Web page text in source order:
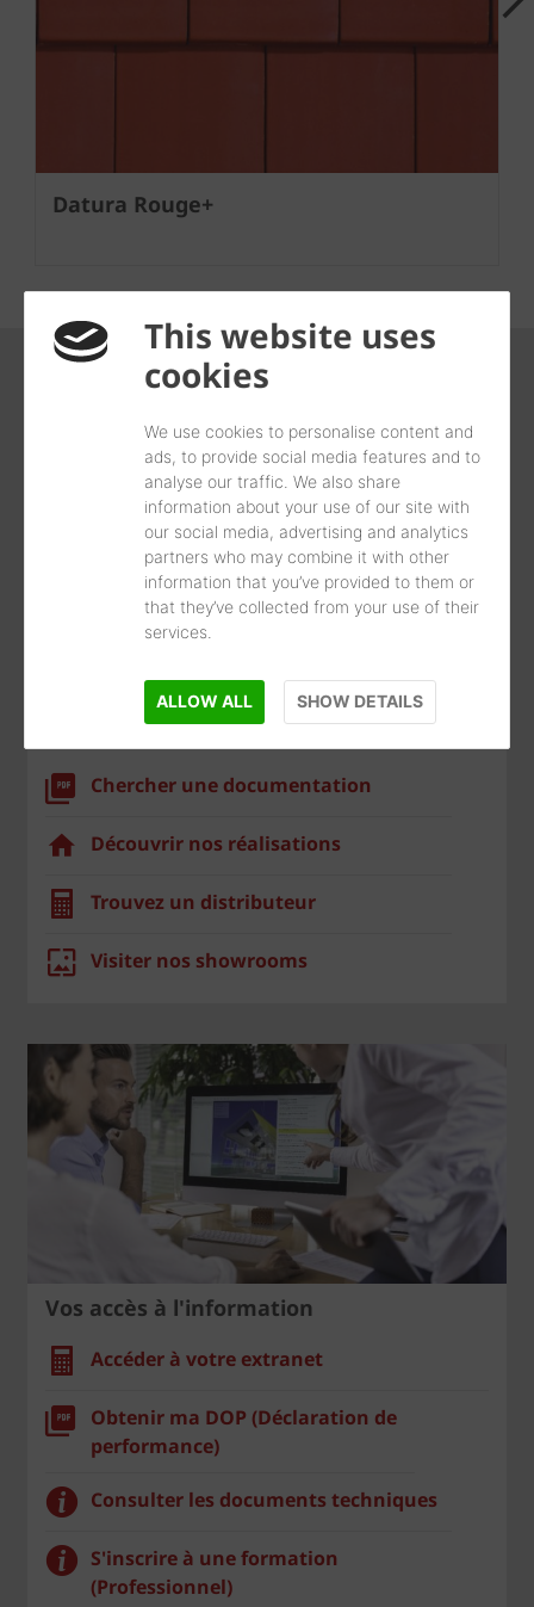
This website uses
cookies
We use cookies to personalise content and
ads, to provide social media features and to
analyse our traffic. We also share
information about your use of our site with
our social media, advertising and analytics
partners who may combine it with other
information that you’ve provided to them or
that they’ve collected from your use of their
services.
ALLOW ALL SHOW DETAILS
Datura Rouge+
Next
Vos services
Vos outils pour votre projet
Chercher une documentation
Découvrir nos réalisations
Trouvez un distributeur
Visiter nos showrooms
Vos accès à l'information
Accéder à votre extranet
Obtenir ma DOP (Déclaration de
performance)
Consulter les documents techniques
S'inscrire à une formation
(Professionnel)